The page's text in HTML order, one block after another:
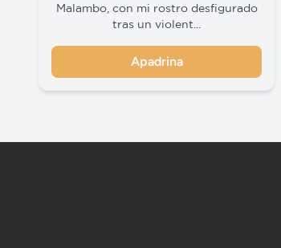
Malambo, con mi rostro desfigurado
tras un violent...
Apadrina